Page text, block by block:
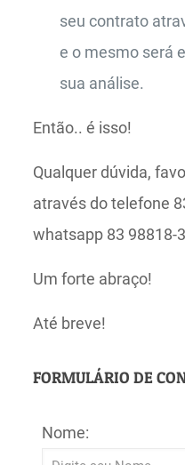
seu contrato
e o mesmo será
sua análise.
Então.. é isso!
Qualquer dúvida,
através do telefone
whatsapp 83 98818-
Um forte abraço!
Até breve!
FORMULÁRIO DE
Nome: